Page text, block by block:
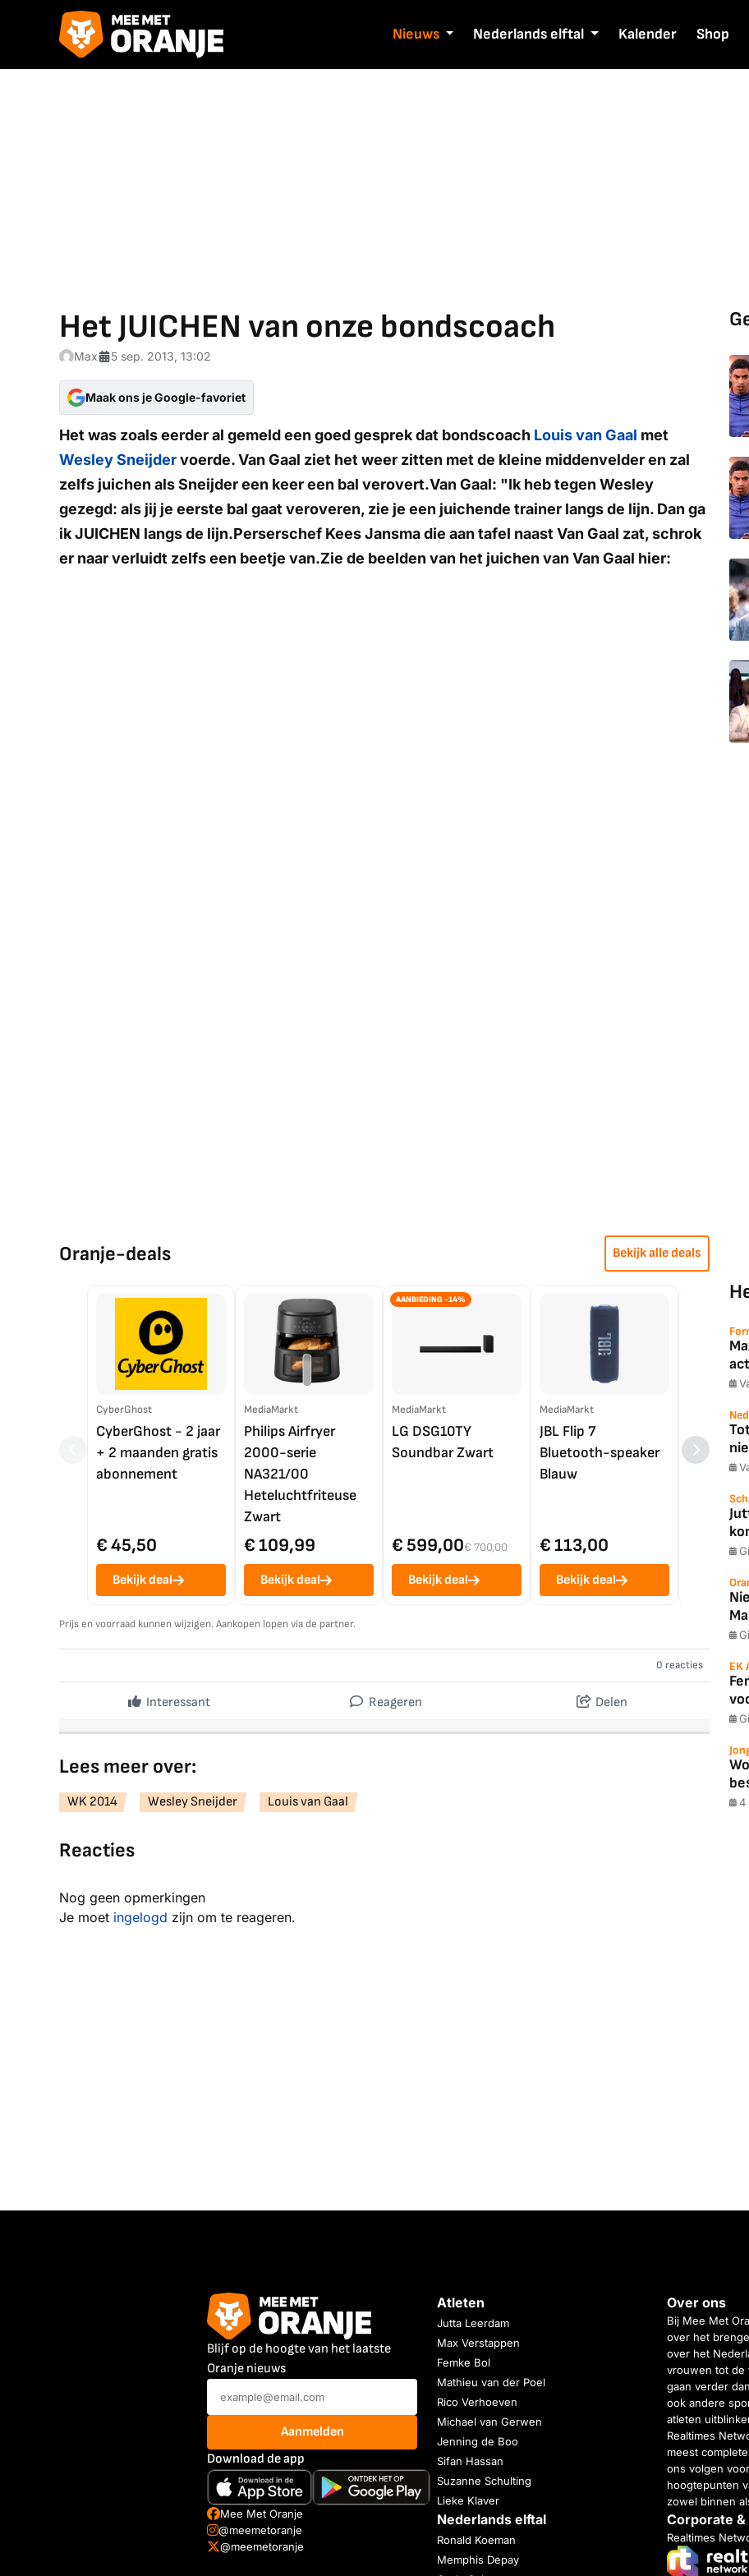
Nieuws Nederlands elftal Kalender Shop
Het JUICHEN van onze bondscoach
Max 5 sep. 2013, 13:02
Maak ons je Google-favoriet
Het was zoals eerder al gemeld een goed gesprek dat bondscoach Louis van Gaal met
Wesley Sneijdervoerde. Van Gaal ziet het weer zitten met de kleine middenvelder en zal
zelfs juichen als Sneijder een keer een bal verovert.Van Gaal: "Ik heb tegen Wesley
gezegd: als jij je eerste bal gaat veroveren, zie je een juichende trainer langs de lijn. Dan ga
ik JUICHEN langs de lijn.Perserschef Kees Jansma die aan tafel naast Van Gaal zat, schrok
er naar verluidt zelfs een beetje van.Zie de beelden van het juichen van Van Gaal hier:
Oranje-deals Bekijk alle deals
CyberGhost
CyberGhost - 2 jaar
+ 2 maanden gratis
abonnement
€ 45,50
Bekijk deal
MediaMarkt
Philips Airfryer
2000-serie
NA321/00
Heteluchtfriteuse
Zwart
€ 109,99
Bekijk deal
AANBIEDING -14%
MediaMarkt
LG DSG10TY
Soundbar Zwart
€ 599,00€ 700,00
Bekijk deal
MediaMarkt
JBL Flip 7
Bluetooth-speaker
Blauw
€ 113,00
Bekijk deal
LG
4K TV
€
Bekijk
Prijs en voorraad kunnen wijzigen. Aankopen lopen via de partner.
0 reacties
Interessant Reageren Delen
Lees meer over:
WK 2014 Wesley Sneijder Louis van Gaal
Reacties
Nog geen opmerkingen
Je moet ingelogd zijn om te reageren.
EK
4
Blijf op de hoogte van het laatste
Oranje nieuws
Aanmelden
Download de app
Mee Met Oranje
@meemetoranje
@meemetoranje
Atleten
Jutta Leerdam
Max Verstappen
Femke Bol
Mathieu van der Poel
Rico Verhoeven
Michael van Gerwen
Jenning de Boo
Sifan Hassan
Suzanne Schulting
Lieke Klaver
Nederlands elftal
Ronald Koeman
Memphis Depay
Over ons
Bij Mee Met
over het
over het
vrouwen tot de
gaan verder
ook andere
atleten
Realtimes
meest
ons volgen
hoogtepunten
zowel binnen
Corporate &
Realtimes